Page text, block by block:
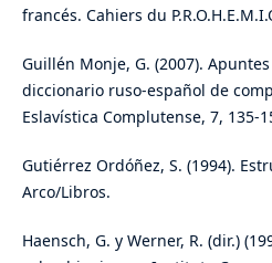
francés. Cahiers du
Guillén Monje, G. (2007).
diccionario ruso-español de
Eslavística Complutense, 7, 135-
Gutiérrez Ordóñez, S. (1994).
Arco/Libros.
Haensch, G. y Werner, R. (dir.)